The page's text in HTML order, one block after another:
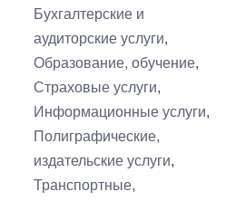
Бухгалтерские и
аудиторские услуги,
Образование, обучение,
Страховые услуги,
Информационные услуги,
Полиграфические,
издательские услуги,
Транспортные,